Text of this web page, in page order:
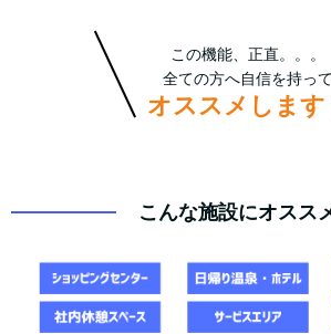
この機能、正直。。。
全ての方へ自信を持って
オススメします
こんな施設にオスス